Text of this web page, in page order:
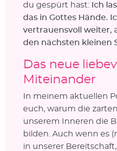
du gespürt hast: Ich
das in Gottes Hände.
vertrauensvoll weiter,
den nächsten kleinen
Das neue
Miteinander
In meinem aktuellen
euch, warum die
unserem Inneren die
bilden. Auch wenn es
in unserer